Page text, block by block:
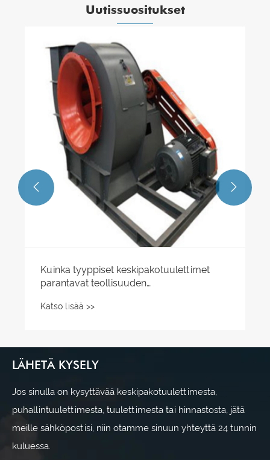
Uutissuositukset
D-tyypin keskipakotuulettimen 5 parasta
etua
Katso lisää >>
 
LÄHETÄ KYSELY
Jos sinulla on kysyttävää keskipakotuulettimesta,
puhallintuulettimesta, tuulettimesta tai hinnastosta, jätä
meille sähköpostisi, niin otamme sinuun yhteyttä 24 tunnin
kuluessa.